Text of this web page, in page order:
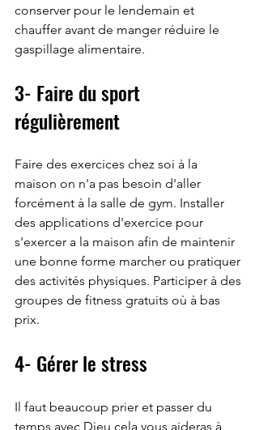
conserver pour le lendemain et
chauffer avant de manger réduire le
gaspillage alimentaire.
3- Faire du sport
régulièrement
Faire des exercices chez soi à la
maison on n'a pas besoin d'aller
forcément à la salle de gym. Installer
des applications d'exercice pour
s'exercer a la maison afin de maintenir
une bonne forme marcher ou pratiquer
des activités physiques. Participer à des
groupes de fitness gratuits où à bas
prix.
4- Gérer le stress
Il faut beaucoup prier et passer du
temps avec Dieu cela vous aideras à